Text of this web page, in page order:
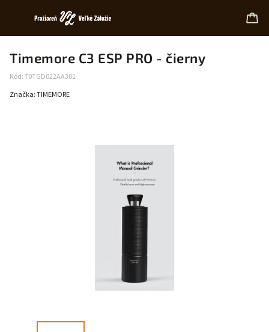
Timemore C3 ESP PRO - čierny
Kód:70TGD022AA301
Značka:TIMEMORE